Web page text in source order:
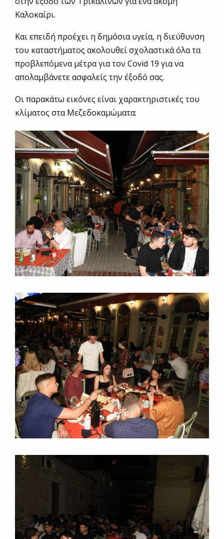
Καλοκαίρι.
Και επειδή προέχει η δημόσια υγεία, η διεύθυνση
του καταστήματος ακολουθεί σχολαστικά όλα τα
προβλεπόμενα μέτρα για τον Covid 19 για να
απολαμβάνετε ασφαλείς την έξοδό σας.
Οι παρακάτω εικόνες είναι χαρακτηριστικές του
κλίματος στα Μεζεδοκαμώματα: